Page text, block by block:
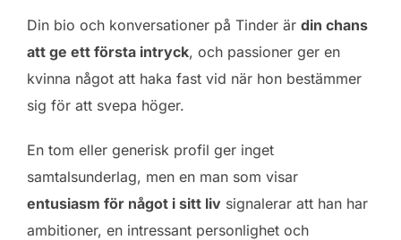
Din bio och konversationer på Tinder är din chans
att ge ett första intryck, och passioner ger en
kvinna något att haka fast vid när hon bestämmer
sig för att svepa höger.
En tom eller generisk profil ger inget
samtalsunderlag, men en man som visar
entusiasm för något i sitt liv signalerar att han har
ambitioner, en intressant personlighet och